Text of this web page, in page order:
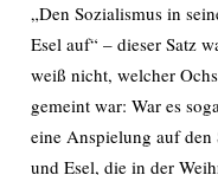
„Den Sozialismus in
Esel auf“ – dieser Satz
weiß nicht, welcher
gemeint war: War es
eine Anspielung auf
und Esel, die in der